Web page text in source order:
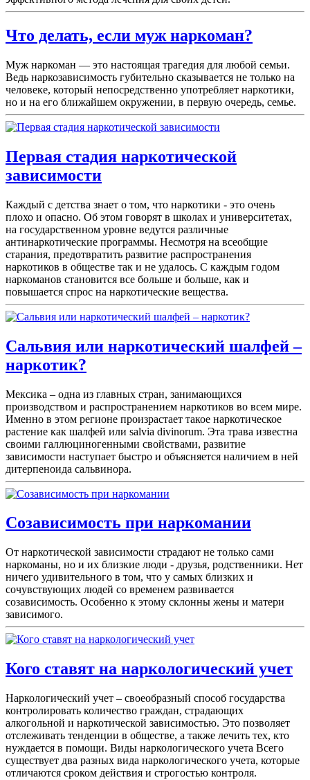
Что делать, если муж наркоман?
Муж наркоман — это настоящая трагедия для любой семьи.
Ведь наркозависимость губительно сказывается не только на
человеке, который непосредственно употребляет наркотики,
но и на его ближайшем окружении, в первую очередь, семье.
Первая стадия наркотической
зависимости
Каждый с детства знает о том, что наркотики - это очень
плохо и опасно. Об этом говорят в школах и университетах,
на государственном уровне ведутся различные
антинаркотические программы. Несмотря на всеобщие
старания, предотвратить развитие распространения
наркотиков в обществе так и не удалось. С каждым годом
наркоманов становится все больше и больше, как и
повышается спрос на наркотические вещества.
Сальвия или наркотический шалфей –
наркотик?
Мексика – одна из главных стран, занимающихся
производством и распространением наркотиков во всем мире.
Именно в этом регионе произрастает такое наркотическое
растение как шалфей или salvia divinorum. Эта трава известна
своими галлюциногенными свойствами, развитие
зависимости наступает быстро и объясняется наличием в ней
дитерпеноида сальвинора.
Созависимость при наркомании
От наркотической зависимости страдают не только сами
наркоманы, но и их близкие люди - друзья, родственники. Нет
ничего удивительного в том, что у самых близких и
сочувствующих людей со временем развивается
созависимость. Особенно к этому склонны жены и матери
зависимого.
Кого ставят на наркологический учет
Наркологический учет – своеобразный способ государства
контролировать количество граждан, страдающих
алкогольной и наркотической зависимостью. Это позволяет
отслеживать тенденции в обществе, а также лечить тех, кто
нуждается в помощи. Виды наркологического учета Всего
существует два разных вида наркологического учета, которые
отличаются сроком действия и строгостью контроля.